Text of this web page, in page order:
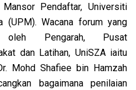
Pendaftar, Universiti
(UPM). Wacana forum yang
oleh Pengarah, Pusat
dan Latihan, UniSZA iaitu
Mohd Shafiee bin Hamzah
bagaimana penilaian